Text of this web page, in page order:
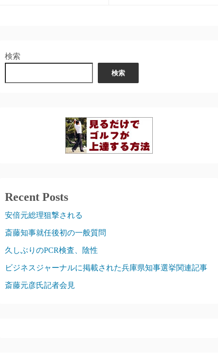
検索
検索
Recent Posts
安倍元総理狙撃される
斎藤知事就任後初の一般質問
久しぶりのPCR検査、陰性
ビジネスジャーナルに掲載された兵庫県知事選挙関連記事
斎藤元彦氏記者会見